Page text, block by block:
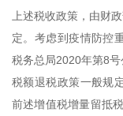
上述税收政策，由财
定。考虑到疫情防控
税务总局2020年第8
税额退税政策一般规
前述增值税增量留抵